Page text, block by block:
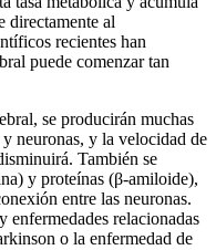
directamente al
recientes han
puede comenzar tan
se producirán muchas
neuronas, y la velocidad de
También se
y proteínas (β-amiloide),
entre las neuronas.
enfermedades relacionadas
o la enfermedad de